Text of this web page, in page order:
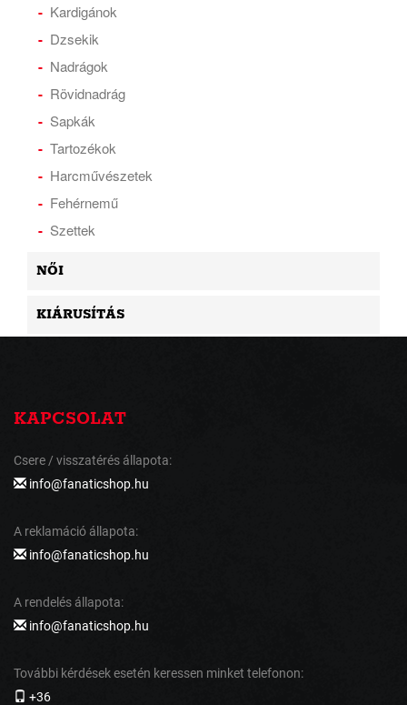
Kardigánok
Dzsekik
Nadrágok
Rövidnadrág
Sapkák
Tartozékok
Harcművészetek
Fehérnemű
Szettek
NŐI
KIÁRUSÍTÁS
KAPCSOLAT
Csere / visszatérés állapota:
info@fanaticshop.hu
A reklamáció állapota:
info@fanaticshop.hu
A rendelés állapota:
info@fanaticshop.hu
További kérdések esetén keressen minket telefonon:
+36